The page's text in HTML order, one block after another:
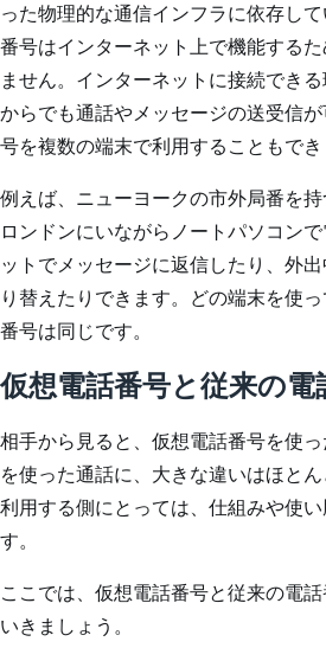
った物理的な通信インフラに依存し
番号はインターネット上で機能する
ません。インターネットに接続でき
からでも通話やメッセージの送受信
号を複数の端末で利用することもでき
例えば、ニューヨークの市外局番を持
ロンドンにいながらノートパソコン
ットでメッセージに返信したり、外
り替えたりできます。どの端末を使
番号は同じです。
仮想電話番号と従来の電
相手から見ると、仮想電話番号を使
を使った通話に、大きな違いはほとん
利用する側にとっては、仕組みや使
す。
ここでは、仮想電話番号と従来の電
いきましょう。